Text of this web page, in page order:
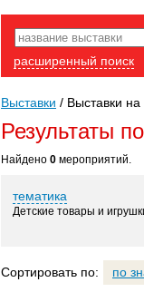
расширенный поиск
Выставки / Выставки на
Результаты
Найдено 0 мероприятий.
тематика
Детские товары и
Сортировать по: по